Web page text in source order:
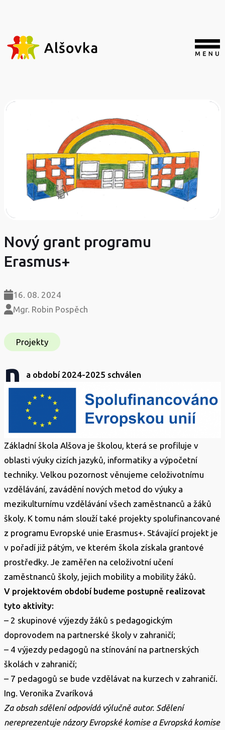
Nový grant programu
Erasmus+
16. 08. 2024
Mgr. Robin Pospěch
Projekty
n a období 2024-2025 schválen
Základní škola Alšova je školou, která se profiluje v
oblasti výuky cizích jazyků, informatiky a výpočetní
techniky. Velkou pozornost věnujeme celoživotnímu
vzdělávání, zavádění nových metod do výuky a
mezikulturnímu vzdělávání všech zaměstnanců a žáků
školy. K tomu nám slouží také projekty spolufinancované
z programu Evropské unie Erasmus+. Stávající projekt je
v pořadí již pátým, ve kterém škola získala grantové
prostředky. Je zaměřen na celoživotní učení
zaměstnanců školy, jejich mobility a mobility žáků.
V projektovém období budeme postupně realizovat
tyto aktivity:
– 2 skupinové výjezdy žáků s pedagogickým
doprovodem na partnerské školy v zahraničí;
– 4 výjezdy pedagogů na stínování na partnerských
školách v zahraničí;
– 7 pedagogů se bude vzdělávat na kurzech v zahraničí.
Ing. Veronika Zvaríková
Za obsah sdělení odpovídá výlučně autor. Sdělení
nereprezentuje názory Evropské komise a Evropská komise